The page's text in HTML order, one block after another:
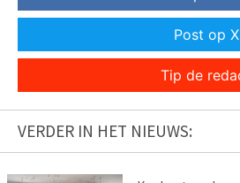
Post op X
Tip de
VERDER IN HET NIEUWS: